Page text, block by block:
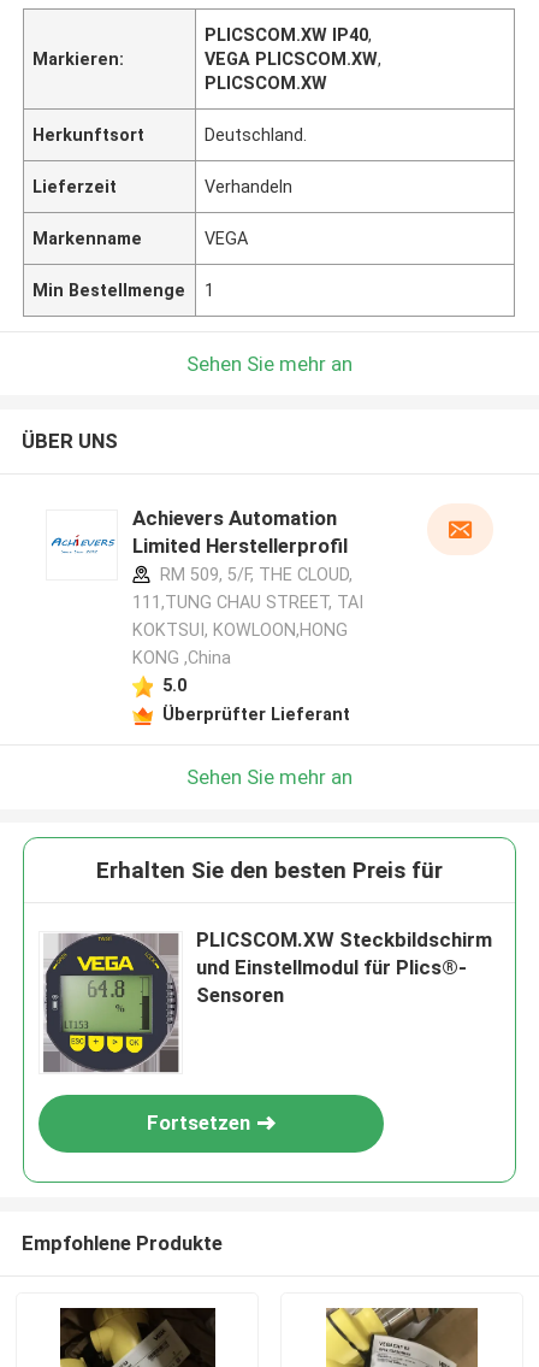
Markieren:
PLICSCOM.XW IP40,
VEGA PLICSCOM.XW,
PLICSCOM.XW
Herkunftsort Deutschland.
Lieferzeit Verhandeln
Markenname VEGA
Min Bestellmenge 1
Sehen Sie mehr an
ÜBER UNS
Achievers Automation
Limited Herstellerprofil
RM 509, 5/F, THE CLOUD,
111,TUNG CHAU STREET, TAI
KOKTSUI, KOWLOON,HONG
KONG ,China
5.0
Überprüfter Lieferant
Sehen Sie mehr an
Erhalten Sie den besten Preis für
PLICSCOM.XW Steckbildschirm
und Einstellmodul für Plics®-
Sensoren
Fortsetzen
Empfohlene Produkte